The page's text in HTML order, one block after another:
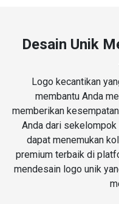
Desain Unik
Logo kecantikan
membantu Anda
memberikan
Anda dari sekelompok
dapat menemukan
premium terbaik di
mendesain logo unik